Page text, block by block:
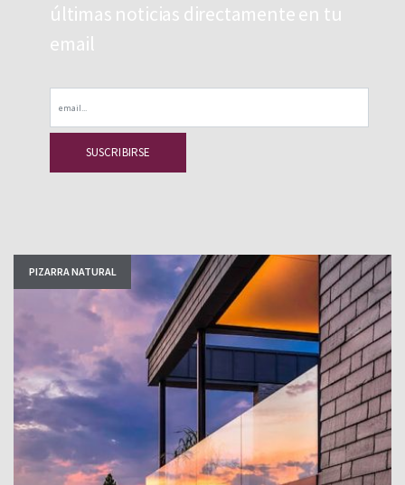
últimas noticias directamente en tu
email
PIZARRA NATURAL